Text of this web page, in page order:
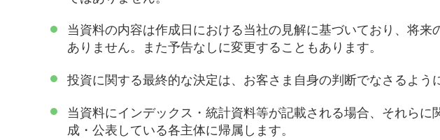
当資料の内容は作成日における当社の見解に基づいており、将
ありません。また予告なしに変更することもあります。
投資に関する最終的な決定は、お客さま自身の判断でなさるよう
当資料にインデックス・統計資料等が記載される場合、それら
成・公表している各主体に帰属します。